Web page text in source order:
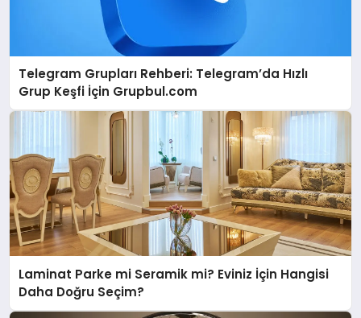
Telegram Grupları Rehberi: Telegram’da Hızlı
Grup Keşfi İçin Grupbul.com
Laminat Parke mi Seramik mi? Eviniz İçin Hangisi
Daha Doğru Seçim?